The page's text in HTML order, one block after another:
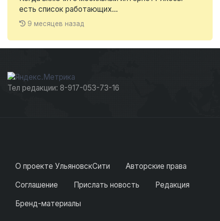
есть список работающих...
9 месяцев назад
Тел редакции: 8-917-053-73-16
О проекте УльяновскСити
Авторские права
Соглашение
Прислать новость
Редакция
Бренд-материалы